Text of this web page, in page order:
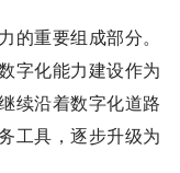
重要组成部分。
字化能力建设作为
续沿着数字化道路
工具，逐步升级为